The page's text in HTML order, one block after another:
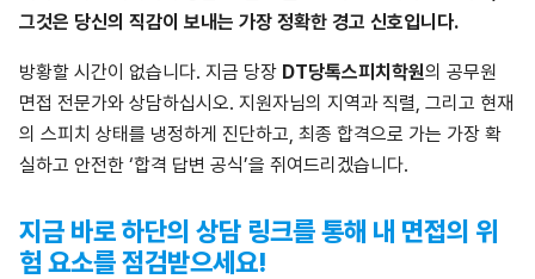
그것은 당신의 직감이 보내는 가장 정확한 경고 신호입니다.
방황할 시간이 없습니다. 지금 당장 DT당톡스피치학원의 공무원
면접 전문가와 상담하십시오. 지원자님의 지역과 직렬, 그리고 현재
의 스피치 상태를 냉정하게 진단하고, 최종 합격으로 가는 가장 확
실하고 안전한 ‘합격 답변 공식’을 쥐여드리겠습니다.
지금 바로 하단의 상담 링크를 통해 내 면접의 위
험 요소를 점검받으세요!